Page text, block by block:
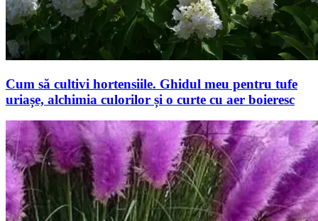
Cum să cultivi hortensiile. Ghidul meu pentru tufe
uriașe, alchimia culorilor și o curte cu aer boieresc